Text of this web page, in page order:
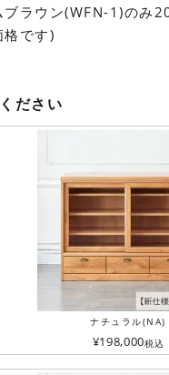
ラウン(WFN-1)のみ
です)
ださい
ナチュラル(NA)
¥198,000税込